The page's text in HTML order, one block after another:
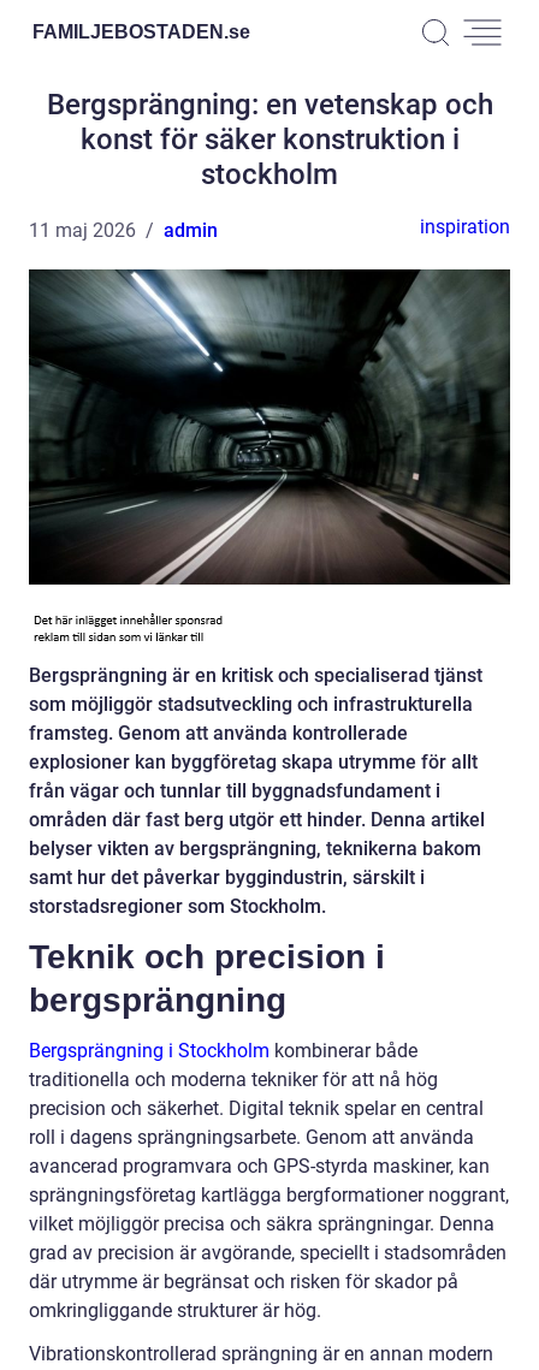
FAMILJEBOSTADEN.se
Bergsprängning: en vetenskap och
konst för säker konstruktion i
stockholm
11 maj 2026 admin inspiration
Bergsprängning är en kritisk och specialiserad tjänst
som möjliggör stadsutveckling och infrastrukturella
framsteg. Genom att använda kontrollerade
explosioner kan byggföretag skapa utrymme för allt
från vägar och tunnlar till byggnadsfundament i
områden där fast berg utgör ett hinder. Denna artikel
belyser vikten av bergsprängning, teknikerna bakom
samt hur det påverkar byggindustrin, särskilt i
storstadsregioner som Stockholm.
Teknik och precision i
bergsprängning
Bergsprängning i Stockholm kombinerar både
traditionella och moderna tekniker för att nå hög
precision och säkerhet. Digital teknik spelar en central
roll i dagens sprängningsarbete. Genom att använda
avancerad programvara och GPS-styrda maskiner, kan
sprängningsföretag kartlägga bergformationer noggrant,
vilket möjliggör precisa och säkra sprängningar. Denna
grad av precision är avgörande, speciellt i stadsområden
där utrymme är begränsat och risken för skador på
omkringliggande strukturer är hög.
Vibrationskontrollerad sprängning är en annan modern